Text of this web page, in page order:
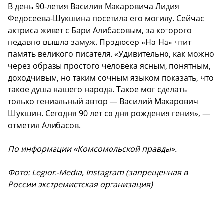
В день 90-летия Василия Макаровича Лидия
Федосеева-Шукшина посетила его могилу. Сейчас
актриса живет с Бари Алибасовым, за которого
недавно вышла замуж. Продюсер «На-На» чтит
память великого писателя. «Удивительно, как можно
через образы простого человека ясным, понятным,
доходчивым, но таким сочным языком показать, что
такое душа нашего народа. Такое мог сделать
только гениальный автор — Василий Макарович
Шукшин. Сегодня 90 лет со дня рождения гения», —
отметил Алибасов.
По информации «Комсомольской правды».
Фото: Legion-Media, Instagram (запрещенная в
России экстремистская организация)